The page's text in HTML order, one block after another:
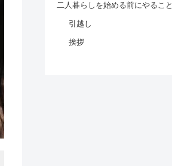
二人暮らしを始める前にやること
引越し
挨拶